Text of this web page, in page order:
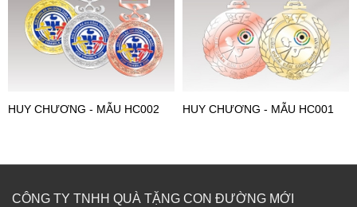
HUY CHƯƠNG - MẪU HC002 HUY CHƯƠNG - MẪU HC001
CÔNG TY TNHH QUÀ TẶNG CON ĐƯỜNG MỚI